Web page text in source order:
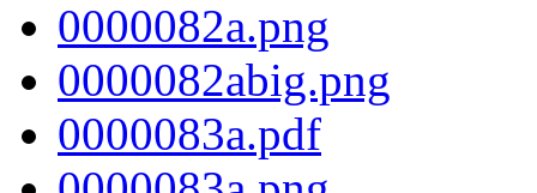
0000082a.png
0000082abig.png
0000083a.pdf